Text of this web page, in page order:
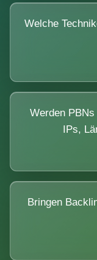
Welche
Werden
IPs,
Bringen